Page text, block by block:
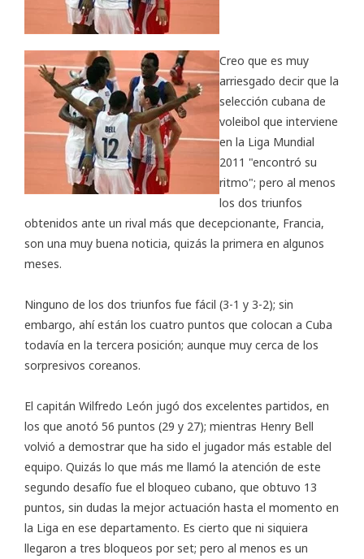
Creo que es muy
arriesgado decir que la
selección cubana de
voleibol que interviene
en la Liga Mundial
2011 "encontró su
ritmo"; pero al menos
los dos triunfos
obtenidos ante un rival más que decepcionante, Francia,
son una muy buena noticia, quizás la primera en algunos
meses.
Ninguno de los dos triunfos fue fácil (3-1 y 3-2); sin
embargo, ahí están los cuatro puntos que colocan a Cuba
todavía en la tercera posición; aunque muy cerca de los
sorpresivos coreanos.
El capitán Wilfredo León jugó dos excelentes partidos, en
los que anotó 56 puntos (29 y 27); mientras Henry Bell
volvió a demostrar que ha sido el jugador más estable del
equipo. Quizás lo que más me llamó la atención de este
segundo desafío fue el bloqueo cubano, que obtuvo 13
puntos, sin dudas la mejor actuación hasta el momento en
la Liga en ese departamento. Es cierto que ni siquiera
llegaron a tres bloqueos por set; pero al menos es un